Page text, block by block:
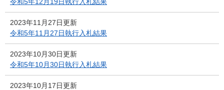
2023年11月27日更新
令和5年11月27日執行入札結果
2023年10月30日更新
令和5年10月30日執行入札結果
2023年10月17日更新